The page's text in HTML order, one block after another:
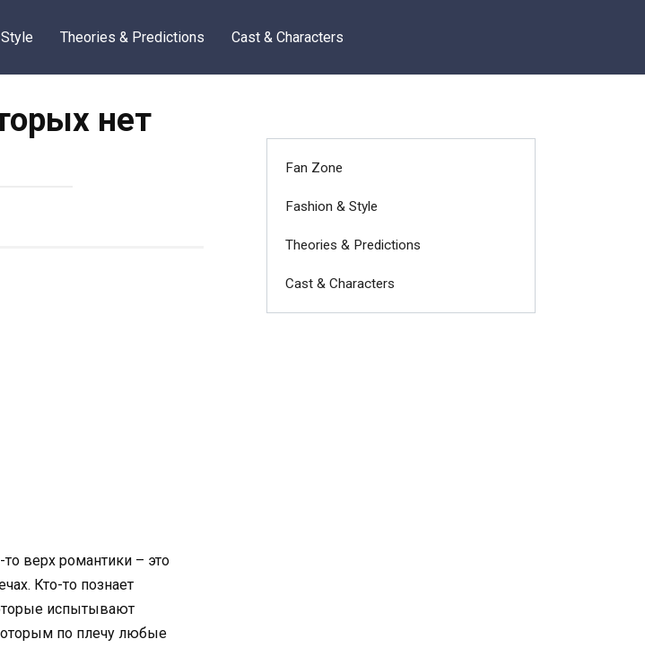
Theories & Predictions Cast & Characters
нет
верх романтики – это
Кто-то познает
испытывают
по плечу любые
Fan Zone
Fashion & Style
Theories & Predictions
Cast & Characters